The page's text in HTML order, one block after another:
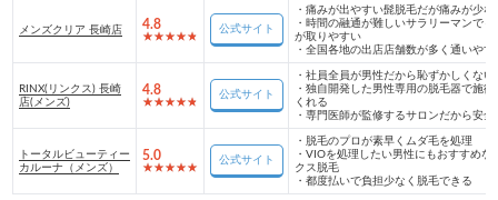
メンズクリア 長崎店 4.8 公式サイト
・痛みが出やすい髭脱毛だが痛みが少な
・時間の融通が難しいサラリーマンでも
が取りやすい
・全国各地の出店店舗数が多く通いやす
RINX(リンクス) 長崎
店(メンズ)
4.8 公式サイト
・社員全員が男性だから恥ずかしくない
・独自開発した男性専用の脱毛器で施術
くれる
・専門医師が監修するサロンだから安全
トータルビューティー
カルーナ（メンズ）
5.0 公式サイト
・ 脱毛のプロが素早くムダ毛を処理
・VIOを処理したい男性にもおすすめな
クス脱毛
・都度払いで負担少なく脱毛できる